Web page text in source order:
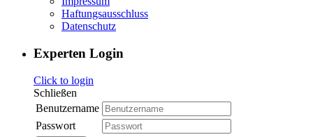
Haftungsausschluss
Datenschutz
Experten Login
Click to login
Schließen
Benutzername
Passwort